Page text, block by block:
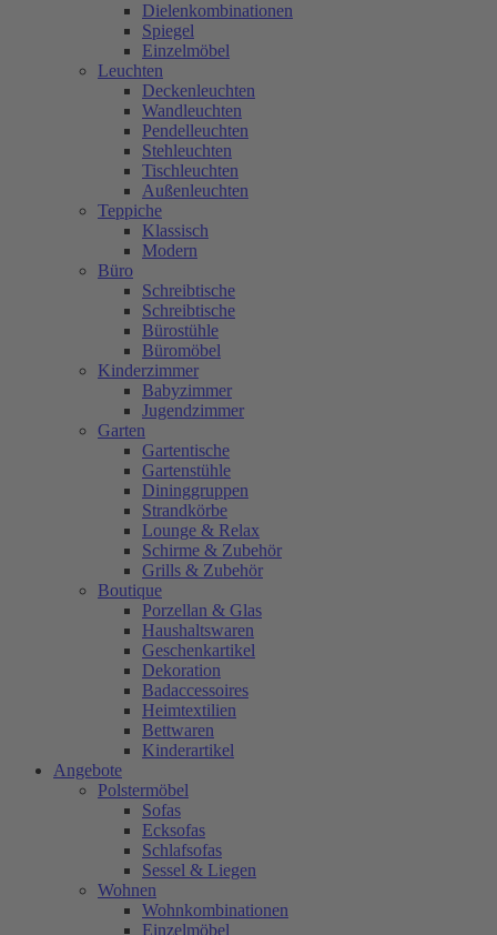
Dielenkombinationen
Spiegel
Einzelmöbel
Leuchten
Deckenleuchten
Wandleuchten
Pendelleuchten
Stehleuchten
Tischleuchten
Außenleuchten
Teppiche
Klassisch
Modern
Büro
Schreibtische
Schreibtische
Bürostühle
Büromöbel
Kinderzimmer
Babyzimmer
Jugendzimmer
Garten
Gartentische
Gartenstühle
Dininggruppen
Strandkörbe
Lounge & Relax
Schirme & Zubehör
Grills & Zubehör
Boutique
Porzellan & Glas
Haushaltswaren
Geschenkartikel
Dekoration
Badaccessoires
Heimtextilien
Bettwaren
Kinderartikel
Angebote
Polstermöbel
Sofas
Ecksofas
Schlafsofas
Sessel & Liegen
Wohnen
Wohnkombinationen
Einzelmöbel